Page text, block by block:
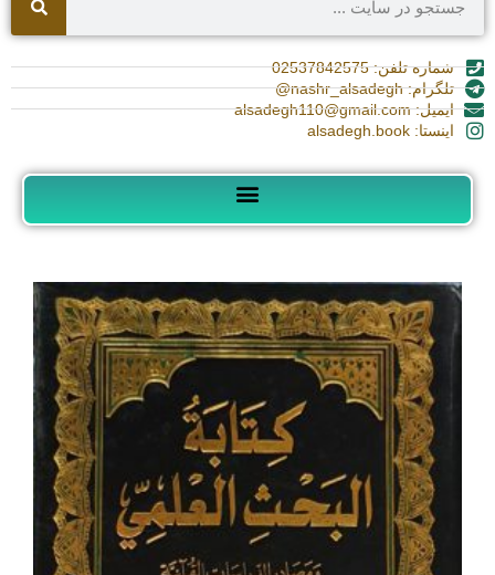
شماره تلفن: 02537842575
تلگرام: nashr_alsadegh@
ایمیل: alsadegh110@gmail.com
اینستا: alsadegh.book